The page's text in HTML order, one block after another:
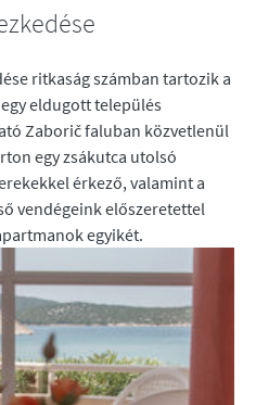
ritkaság számban tartozik a
eldugott település
Zaborič faluban közvetlenül
egy zsákutca utolsó
érkező, valamint a
vendégeink előszeretettel
egyikét.